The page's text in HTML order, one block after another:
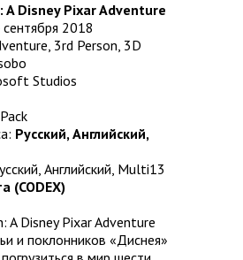
A Disney Pixar Adventure
2018
3rd Person, 3D
Studios
Русский, Английский,
Английский, Multi13
(CODEX)
A Disney Pixar Adventure
и поклонников «Диснея»